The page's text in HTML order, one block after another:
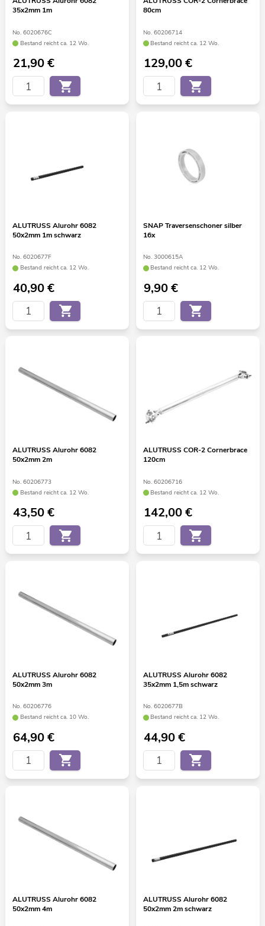
35x2mm 1m
No. 6020676C
Bestand reicht ca. 12 Wo.
21,90€
80cm
No. 60206714
Bestand reicht ca. 12 Wo.
129,00€
ALUTRUSS Alurohr 6082
50x2mm 1m schwarz
No. 6020677F
Bestand reicht ca. 12 Wo.
40,90€
SNAP Traversenschoner silber
16x
No. 3000615A
Bestand reicht ca. 12 Wo.
9,90€
ALUTRUSS Alurohr 6082
50x2mm 2m
No. 60206773
Bestand reicht ca. 12 Wo.
43,50€
ALUTRUSS COR-2 Cornerbrace
120cm
No. 60206716
Bestand reicht ca. 12 Wo.
142,00€
ALUTRUSS Alurohr 6082
50x2mm 3m
No. 60206776
Bestand reicht ca. 10 Wo.
64,90€
ALUTRUSS Alurohr 6082
35x2mm 1,5m schwarz
No. 6020677B
Bestand reicht ca. 12 Wo.
44,90€
ALUTRUSS Alurohr 6082
50x2mm 4m
ALUTRUSS Alurohr 6082
50x2mm 2m schwarz